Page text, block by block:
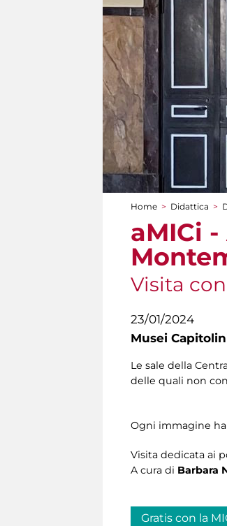
Tu sei qui
Home > Didattica >
aMICi
Visita
23/01/2024
Musei
Le sale della
delle quali non
Ogni immagine
Visita dedicata ai
A cura di Barbara
Gratis con la